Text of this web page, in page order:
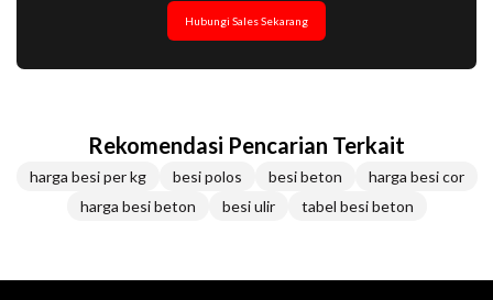
Hubungi Sales Sekarang
Rekomendasi Pencarian Terkait
harga besi per kg besi polos besi beton
harga besi cor
harga besi beton
besi ulir tabel besi beton